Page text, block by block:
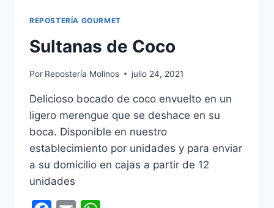
REPOSTERÍA GOURMET
Sultanas de Coco
Por Repostería Molinos julio 24, 2021
Delicioso bocado de coco envuelto en un
ligero merengue que se deshace en su
boca. Disponible en nuestro
establecimiento por unidades y para enviar
a su domicilio en cajas a partir de 12
unidades